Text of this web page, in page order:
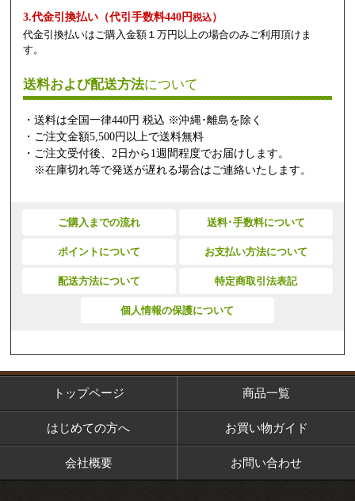
3.代金引換払い（代引手数料440円税込）
代金引換払いはご購入金額１万円以上の場合のみご利用頂けま
す。
送料および配送方法について
・送料は全国一律440円 税込 ※沖縄･離島を除く
・ご注文金額5,500円以上で送料無料
・ご注文受付後、2日から1週間程度でお届けします。
※在庫切れ等で発送が遅れる場合はご連絡いたします。
ご購入までの流れ 送料･手数料について
ポイントについて お支払い方法について
配送方法について 特定商取引法表記
個人情報の保護について
トップページ 商品一覧
はじめての方へ お買い物ガイド
会社概要 お問い合わせ